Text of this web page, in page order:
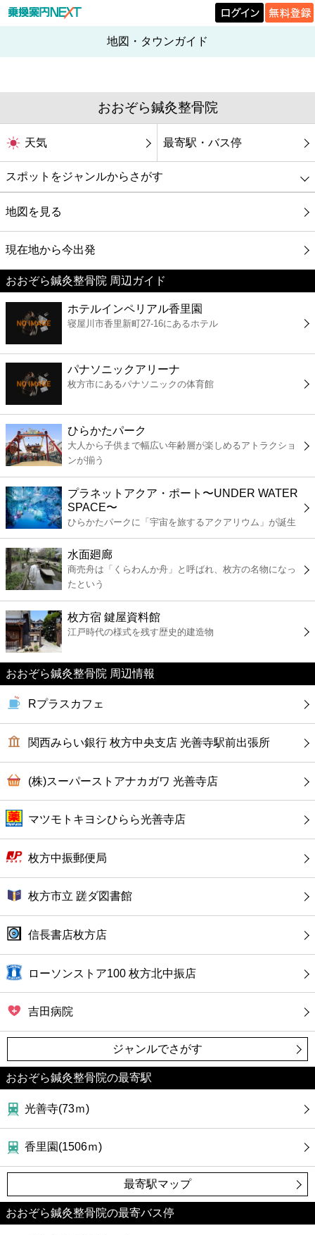
地図・タウンガイド
おおぞら鍼灸整骨院
天気 最寄駅・バス停
スポットをジャンルからさがす
グルメ
映画
美容
コンビニ
薬局
スーパー
エンタメ
レジャー
書店
ファミレス
カフェ
ショッピング
銀行
公共
病院
ホテル
地図を見る
現在地から今出発
おおぞら鍼灸整骨院 周辺ガイド
ホテルインペリアル香里園
寝屋川市香里新町27-16にあるホテル
パナソニックアリーナ
枚方市にあるパナソニックの体育館
ひらかたパーク
大人から子供まで幅広い年齢層が楽しめるアトラクショ
ンが揃う
プラネットアクア・ポート〜UNDER WATER
SPACE〜
ひらかたパークに「宇宙を旅するアクアリウム」が誕生
水面廻廊
商売舟は「くらわんか舟」と呼ばれ、枚方の名物になっ
たという
枚方宿 鍵屋資料館
江戸時代の様式を残す歴史的建造物
おおぞら鍼灸整骨院 周辺情報
Rプラスカフェ
関西みらい銀行 枚方中央支店 光善寺駅前出張所
(株)スーパーストアナカガワ 光善寺店
マツモトキヨシひらら光善寺店
枚方中振郵便局
枚方市立 蹉ダ図書館
信長書店枚方店
ローソンストア100 枚方北中振店
吉田病院
ジャンルでさがす
おおぞら鍼灸整骨院の最寄駅
光善寺(73ｍ)
香里園(1506ｍ)
最寄駅マップ
おおぞら鍼灸整骨院の最寄バス停